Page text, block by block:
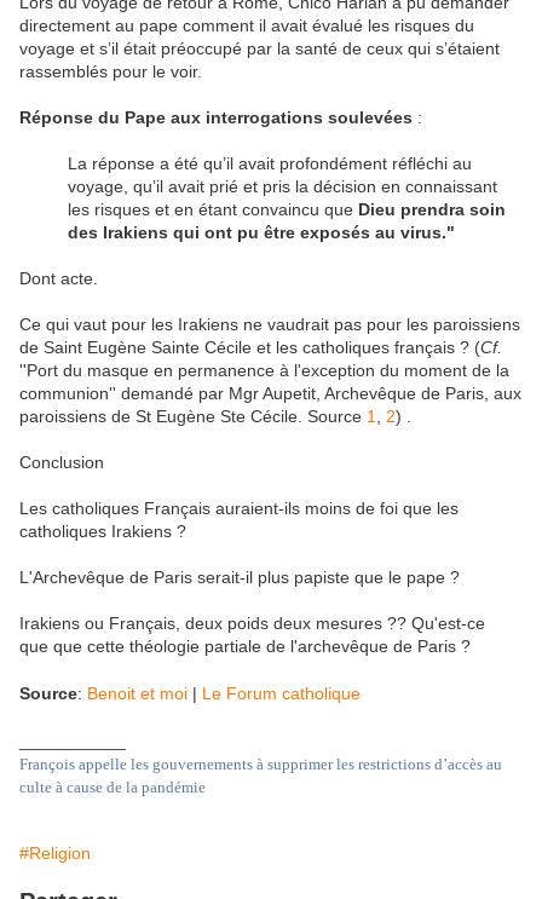
directement au pape comment il avait évalué les risques du
voyage et s’il était préoccupé par la santé de ceux qui s’étaient
rassemblés pour le voir.
Réponse du Pape aux interrogations soulevées :
La réponse a été qu’il avait profondément réfléchi au
voyage, qu’il avait prié et pris la décision en connaissant
les risques et en étant convaincu que Dieu prendra soin
des Irakiens qui ont pu être exposés au virus."
Dont acte.
Ce qui vaut pour les Irakiens ne vaudrait pas pour les paroissiens
de Saint Eugène Sainte Cécile et les catholiques français ? (Cf.
''Port du masque en permanence à l'exception du moment de la
communion'' demandé par Mgr Aupetit, Archevêque de Paris, aux
paroissiens de St Eugène Ste Cécile. Source 1 2) .
Conclusion
Les catholiques Français auraient-ils moins de foi que les
catholiques Irakiens ?
L'Archevêque de Paris serait-il plus papiste que le pape ?
Irakiens ou Français, deux poids deux mesures ?? Qu'est-ce
que que cette théologie partiale de l'archevêque de Paris ?
Source: Benoit et moi | Le Forum catholique
François appelle les gouvernements à supprimer les restrictions d’accès au
culte à cause de la pandémie
#Religion